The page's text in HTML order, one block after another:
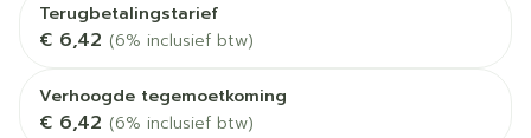
Terugbetalingstarief
€ 6,42 (6% inclusief btw)
Verhoogde tegemoetkoming
€ 6,42 (6% inclusief btw)